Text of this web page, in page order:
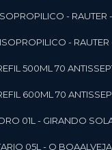
- RAUTER
-
500ML 70
600ML 70
01L - GIRANDO SOL
05L - Q BOA